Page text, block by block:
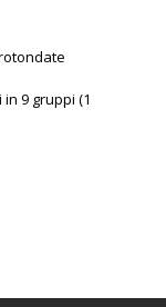
9 gruppi (1